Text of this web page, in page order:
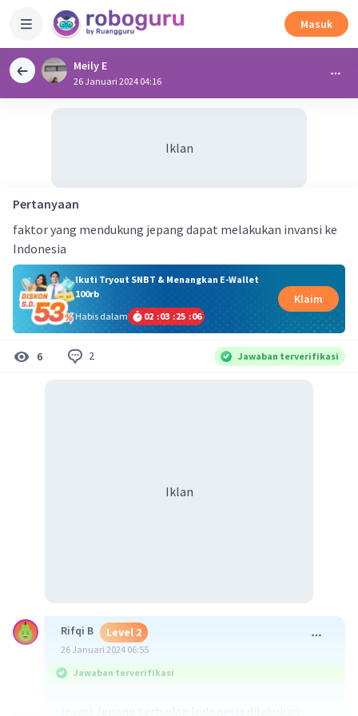
Masuk
Meily E
26 Januari 2024 04:16
Iklan
Pertanyaan
faktor yang mendukung jepang dapat melakukan invansi ke
Indonesia
Ikuti Tryout SNBT & Menangkan E-Wallet
100rb
Habis dalam
02 :03 :25 :06
Klaim
6 2 Jawaban terverifikasi
Iklan
Rifqi B Level 2
26 Januari 2024 06:55
Jawaban terverifikasi